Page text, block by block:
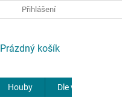
JOURNAL
Přihlášení
NÁKUPNÍ
Prázdný košík
Houby Dle výrobců